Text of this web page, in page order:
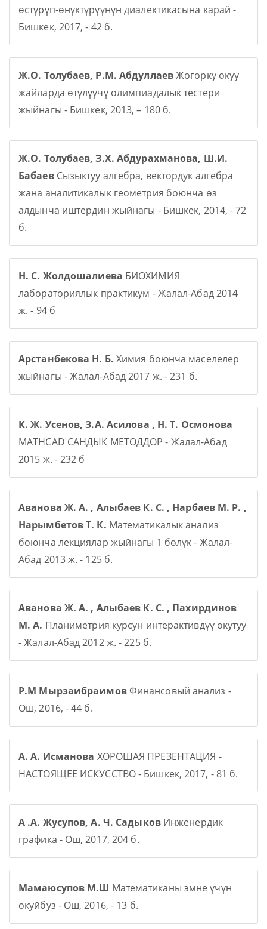
өстүрүп-өнүктүрүүнүн диалектикасына карай -
Бишкек, 2017, - 42 б.
Ж.О. Толубаев, Р.М. АбдуллаевЖогорку окуу
жайларда өтүлүүчү олимпиадалык тестери
жыйнагы - Бишкек, 2013, – 180 б.
Ж.О. Толубаев, З.Х. Абдурахманова, Ш.И.
БабаевСызыктуу алгебра, вектордук алгебра
жана аналитикалык геометрия боюнча өз
алдынча иштердин жыйнагы - Бишкек, 2014, - 72
б.
Н. С. Жолдошалиева БИОХИМИЯ
лабораториялык практикум - Жалал-Абад 2014
ж. - 94 б
Арстанбекова Н. Б. Химия боюнча маселелер
жыйнагы - Жалал-Абад 2017 ж. - 231 б.
К. Ж. Усенов, З.А. Асилова , Н. Т. Осмонова
MATHCAD САНДЫК МЕТОДДОР - Жалал-Абад
2015 ж. - 232 б
Аванова Ж. А. , Алыбаев К. С. , Нарбаев М. Р. ,
Нарымбетов Т. К. Математикалык анализ
боюнча лекциялар жыйнагы 1 бөлүк - Жалал-
Абад 2013 ж. - 125 б.
Аванова Ж. А. , Алыбаев К. С. , Пахирдинов
М. А. Планиметрия курсун интерактивдүү окутуу
- Жалал-Абад 2012 ж. - 225 б.
Р.М МырзаибраимовФинансовый анализ -
Ош, 2016, - 44 б.
А. А. Исманова ХОРОШАЯ ПРЕЗЕНТАЦИЯ -
НАСТОЯЩЕЕ ИСКУССТВО - Бишкек, 2017, - 81 б.
А .А. Жусупов, А. Ч. Садыков Инженердик
графика - Ош, 2017, 204 б.
Мамаюсупов М.Ш Математиканы эмне үчүн
окуйбуз - Ош, 2016, - 13 б.